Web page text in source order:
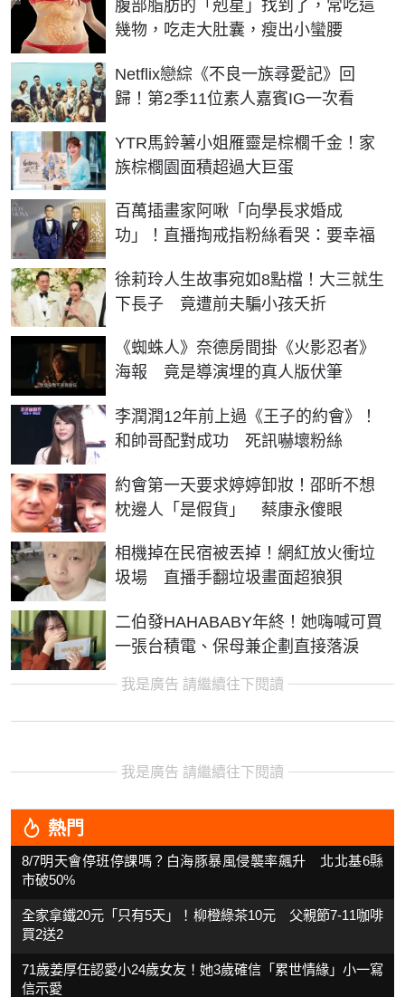
腹部脂肪的「剋星」找到了，常吃這
幾物，吃走大肚囊，瘦出小蠻腰
Netflix戀綜《不良一族尋愛記》回
歸！第2季11位素人嘉賓IG一次看
YTR馬鈴薯小姐雁靈是棕櫚千金！家
族棕櫚園面積超過大巨蛋
百萬插畫家阿啾「向學長求婚成
功」！直播掏戒指粉絲看哭：要幸福
徐莉玲人生故事宛如8點檔！大三就生
下長子 竟遭前夫騙小孩夭折
《蜘蛛人》奈德房間掛《火影忍者》
海報 竟是導演埋的真人版伏筆
李潤潤12年前上過《王子的約會》！
和帥哥配對成功 死訊嚇壞粉絲
約會第一天要求婷婷卸妝！邵昕不想
枕邊人「是假貨」 蔡康永傻眼
相機掉在民宿被丟掉！網紅放火衝垃
圾場 直播手翻垃圾畫面超狼狽
二伯發HAHABABY年終！她嗨喊可買
一張台積電、保母兼企劃直接落淚
我是廣告 請繼續往下閱讀
我是廣告 請繼續往下閱讀
熱門
8/7明天會停班停課嗎？白海豚暴風侵襲率飆升 北北基6縣
市破50%
全家拿鐵20元「只有5天」！柳橙綠茶10元 父親節7-11咖啡
買2送2
71歲姜厚任認愛小24歲女友！她3歲確信「累世情緣」小一寫
信示愛